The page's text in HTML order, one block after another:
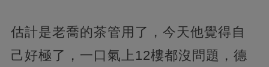
估計是老喬的茶管用了，今天他覺得自
己好極了，一口氣上12樓都沒問題，德